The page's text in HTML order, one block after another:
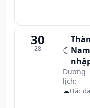
30
28 ☾
Dương
lịch:
☁Hắc